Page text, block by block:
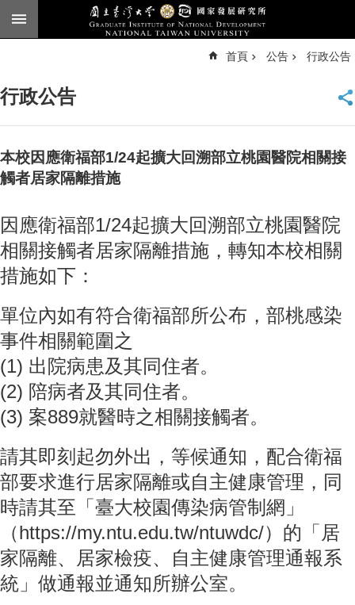
跳到主要內容區塊
臺
頁
English
告
本
所
簡
本
所
成
員
博
士
班
碩
士
班
在
職
班
首頁 公告 行政公告
行政公告
本校因應衛福部1/24起擴大回溯部立桃園醫院相關接
觸者居家隔離措施
因應衛福部1/24起擴大回溯部立桃園醫院
相關接觸者居家隔離措施，轉知本校相關
措施如下：
單位內如有符合衛福部所公布，部桃感染
事件相關範圍之
(1) 出院病患及其同住者。
(2) 陪病者及其同住者。
(3) 案889就醫時之相關接觸者。
請其即刻起勿外出，等候通知，配合衛福
部要求進行居家隔離或自主健康管理，同
時請其至「臺大校園傳染病管制網」
（https://my.ntu.edu.tw/ntuwdc/）的「居
家隔離、居家檢疫、自主健康管理通報系
統」做通報並通知所辦公室。